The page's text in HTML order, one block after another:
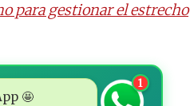
para gestionar el estrecho
🤩
1